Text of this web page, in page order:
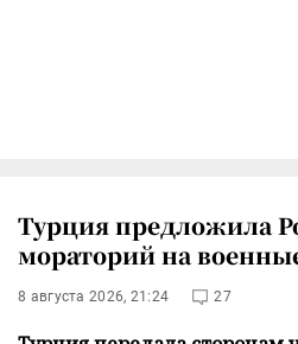
Турция предложила
мораторий на
8 августа 2026, 21:24 27